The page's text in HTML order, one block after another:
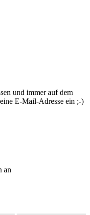
und immer auf dem
E-Mail-Adresse ein ;-)
an